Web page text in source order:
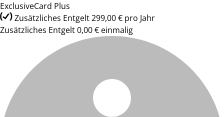
ExclusiveCard Plus
Zusätzliches Entgelt 299,00 € pro Jahr
Zusätzliches Entgelt 0,00 € einmalig